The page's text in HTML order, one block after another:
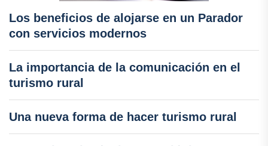
Los beneficios de alojarse en un Parador
con servicios modernos
La importancia de la comunicación en el
turismo rural
Una nueva forma de hacer turismo rural